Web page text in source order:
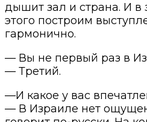
дышит зал и страна. И в
этого построим
гармонично.
— Вы не первый раз в
— Третий.
—И какое у вас
— В Израиле нет